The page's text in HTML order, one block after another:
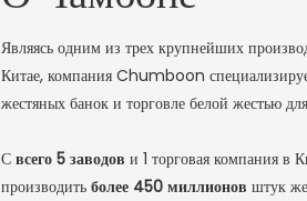
Являясь одним из трех крупнейших
Китае, компания Chumboon
жестяных банок и торговле белой жестью для
С всего 5 заводов и 1 торговая компания
производить более 450 миллионов штук